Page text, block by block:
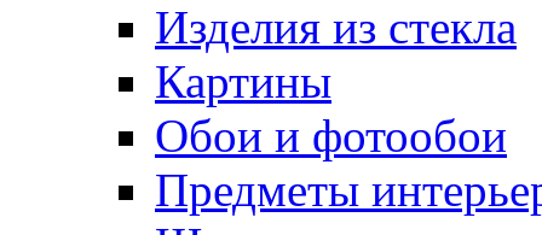
Изделия из стекла
Картины
Обои и фотообои
Предметы